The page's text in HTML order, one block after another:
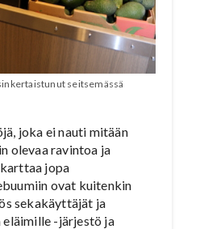
seitsemässä
joka ei nauti mitään
olevaa ravintoa ja
jopa
ovat kuitenkin
sekakäyttäjät ja
-järjestö ja